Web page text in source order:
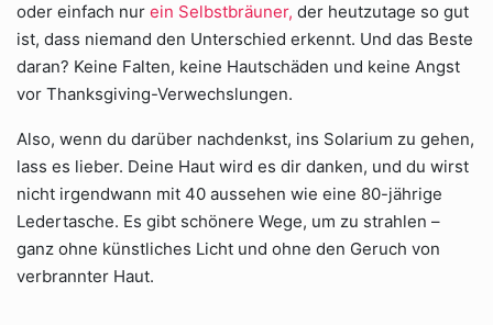
oder einfach nur ein Selbstbräuner, der heutzutage so gut
ist, dass niemand den Unterschied erkennt. Und das Beste
daran? Keine Falten, keine Hautschäden und keine Angst
vor Thanksgiving-Verwechslungen.
Also, wenn du darüber nachdenkst, ins Solarium zu gehen,
lass es lieber. Deine Haut wird es dir danken, und du wirst
nicht irgendwann mit 40 aussehen wie eine 80-jährige
Ledertasche. Es gibt schönere Wege, um zu strahlen –
ganz ohne künstliches Licht und ohne den Geruch von
verbrannter Haut.